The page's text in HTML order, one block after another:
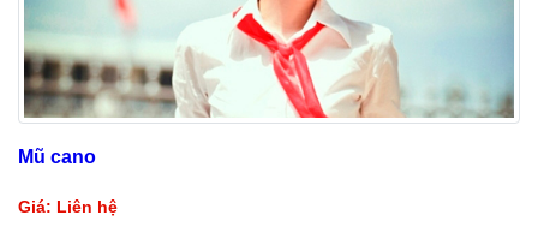
Mũ cano
Giá: Liên hệ